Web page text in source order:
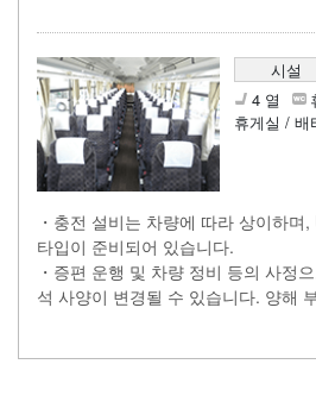
시설
4 열
휴게실 / 배
・충전 설비는 차량에 따라 상이하며
타입이 준비되어 있습니다.
・증편 운행 및 차량 정비 등의 사정
석 사양이 변경될 수 있습니다. 양해